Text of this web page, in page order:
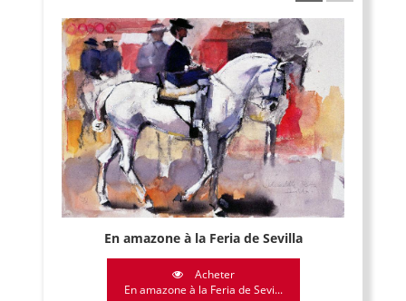
En amazone à la Feria de Sevilla
Acheter
En amazone à la Feria de Sevi...